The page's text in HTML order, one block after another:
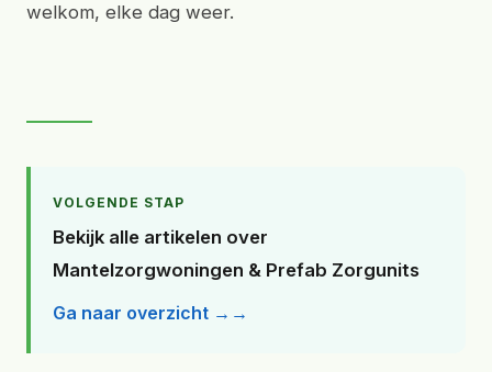
welkom, elke dag weer.
VOLGENDE STAP
Bekijk alle artikelen over
Mantelzorgwoningen & Prefab Zorgunits
Ga naar overzicht →